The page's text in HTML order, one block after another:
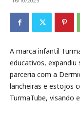
A marca infantil
educativos,
parceria com a
lancheiras e estojos
TurmaTube, visando